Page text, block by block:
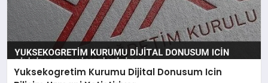
Yuksekogretim Kurumu Dijital Donusum Icin